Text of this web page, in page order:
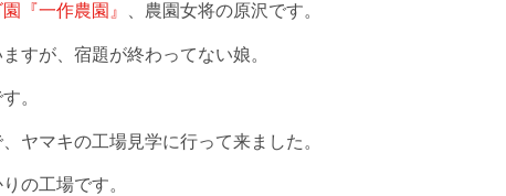
『一作農園』
、農園女将の原沢です。
すが、宿題が終わってない娘。
。
ヤマキの工場見学に行って来ました。
の工場です。